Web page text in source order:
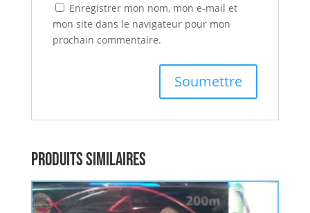
Enregistrer mon nom, mon e-mail et
mon site dans le navigateur pour mon
prochain commentaire.
Produits similaires